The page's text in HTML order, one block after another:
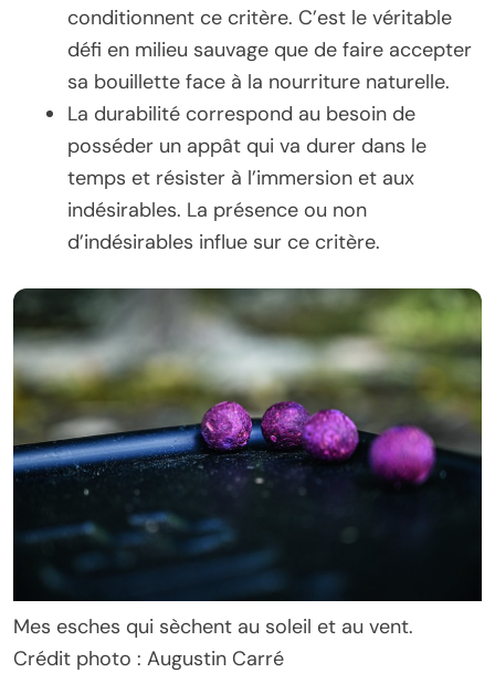
conditionnent ce critère. C’est le véritable
défi en milieu sauvage que de faire accepter
sa bouillette face à la nourriture naturelle.
La durabilité correspond au besoin de
posséder un appât qui va durer dans le
temps et résister à l’immersion et aux
indésirables. La présence ou non
d’indésirables influe sur ce critère.
Mes esches qui sèchent au soleil et au vent.
Crédit photo : Augustin Carré